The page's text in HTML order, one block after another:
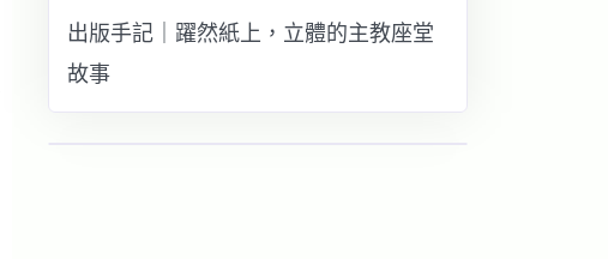
出版手記｜躍然紙上，立體的主教座堂
故事